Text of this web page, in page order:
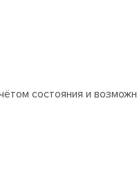
состояния и